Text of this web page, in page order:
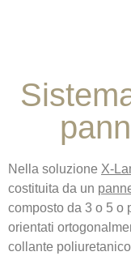
Nella soluzione X-
costituita da un
composto da 3 o 5 o
orientati
collante